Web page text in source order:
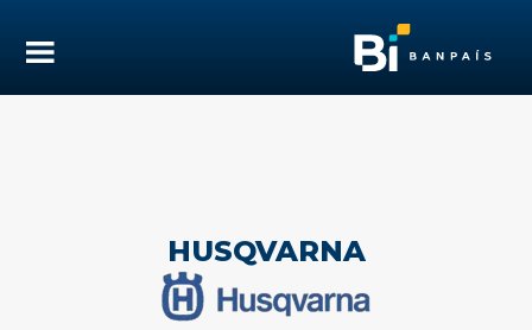
HUSQVARNA